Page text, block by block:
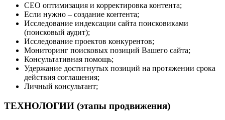
СЕО оптимизация и корректировка контента;
Если нужно – создание контента;
Исследование индексации сайта поисковиками
(поисковый аудит);
Исследование проектов конкурентов;
Мониторинг поисковых позиций Вашего сайта;
Консультативная помощь;
Удержание достигнутых позиций на протяжении срока
действия соглашения;
Личный консультант;
ТЕХНОЛОГИИ (этапы продвижения)